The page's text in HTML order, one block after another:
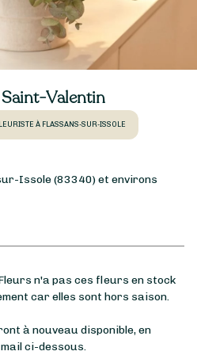
Valentin
À FLASSANS-SUR-ISSOLE
Issole (83340) et environs
n'a pas ces fleurs en stock
car elles sont hors saison.
à nouveau disponible, en
ci-dessous.